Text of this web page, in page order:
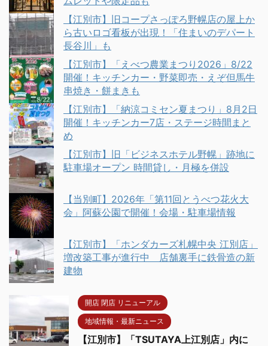
【江別市】旧コープさっぽろ野幌店の屋上か
ら古いロゴ看板が出現！「住まいのデパート
長谷川」も
【江別市】「えべつ農業まつり2026」8/22
開催！キッチンカー・野菜即売・えぞ但馬牛
串焼き・餅まきも
【江別市】「納涼コミセン夏まつり」8月2日
開催！キッチンカー7店・ステージ時間まと
め
【江別市】旧「ビジネスホテル野幌」跡地に
駐車場オープン 時間貸し・月極を併設
【当別町】2026年「第11回とうべつ花火大
会」阿蘇公園で開催！会場・駐車場情報
【江別市】「ホンダカーズ札幌中央 江別店」
増改築工事が進行中 店舗裏手に鉄骨造の新
建物
開店 閉店 リニューアル
地域情報・最新ニュース
【江別市】「TSUTAYA上江別店」内に